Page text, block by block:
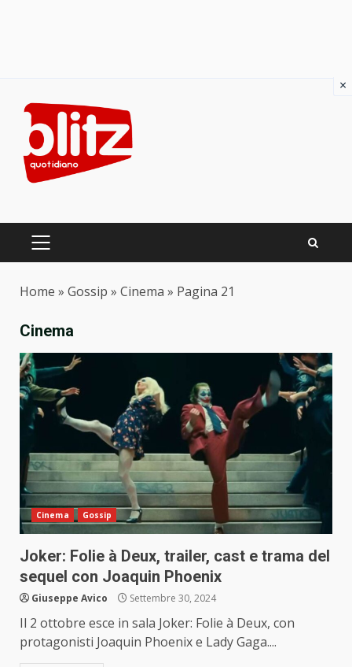
content
PRIMARY
Home » Gossip » Cinema » Pagina 21
Cinema
Cinema Gossip
Joker: Folie à Deux, trailer, cast e trama del
sequel con Joaquin Phoenix
Giuseppe Avico Settembre 30, 2024
Il 2 ottobre esce in sala Joker: Folie à Deux, con
protagonisti Joaquin Phoenix e Lady Gaga....
×